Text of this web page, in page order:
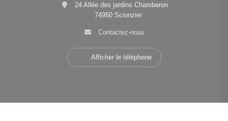
24 Allée des jardins Chamberon
74950 Scionzier
Contactez-nous
Afficher le téléphone